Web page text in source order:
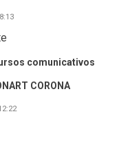
comunicativos
CORONA